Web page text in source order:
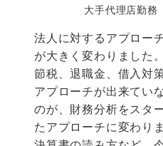
大手代理店勤務
法人に対するアプロー
が大きく変わりました。
節税、退職金、借入対
アプローチが出来てい
のが、財務分析をスタ
たアプローチに変わり